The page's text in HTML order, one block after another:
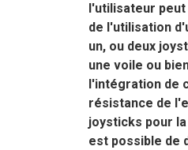
l'utilisateur
de l'utilisation
un, ou deux
une voile ou
l'intégration de
résistance de
joysticks pour
est possible de